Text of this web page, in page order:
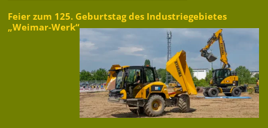
Feier zum 125. Geburtstag des Industriegebietes
„Weimar-Werk“